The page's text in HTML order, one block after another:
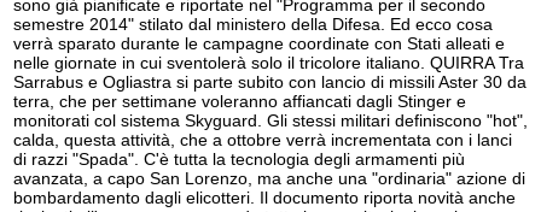
sono già pianificate e riportate nel "Programma per il secondo
semestre 2014" stilato dal ministero della Difesa. Ed ecco cosa
verrà sparato durante le campagne coordinate con Stati alleati e
nelle giornate in cui sventolerà solo il tricolore italiano. QUIRRA Tra
Sarrabus e Ogliastra si parte subito con lancio di missili Aster 30 da
terra, che per settimane voleranno affiancati dagli Stinger e
monitorati col sistema Skyguard. Gli stessi militari definiscono "hot",
calda, questa attività, che a ottobre verrà incrementata con i lanci
di razzi "Spada". C'è tutta la tecnologia degli armamenti più
avanzata, a capo San Lorenzo, ma anche una "ordinaria" azione di
bombardamento dagli elicotteri. Il documento riporta novità anche